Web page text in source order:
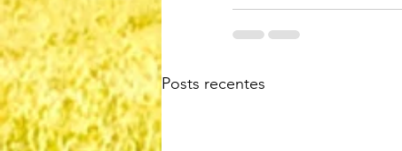
Posts recentes